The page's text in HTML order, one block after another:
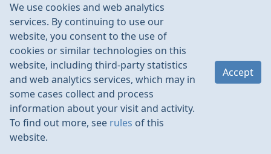
Нет еШо…
Пока только до Москвы доползла, до меня ещё дней
5-7 будет ползти… хотя и ЕМС…
dolbir:
Очень сильные повреждения
Ух, какие страшные картинки… Всё блин, теперь
We use cookies and web analytics
services. By continuing to use our
website, you consent to the use of
cookies or similar technologies on this
website, including third-party statistics
and web analytics services, which may in
some cases collect and process
information about your visit and activity.
To find out more, see rules of this
website.
Accept